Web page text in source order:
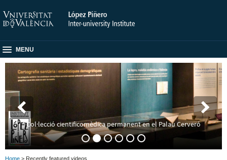
MENU
Col·lecció cientificomèdica permanent en el Palau Cerveró
Home > Recently featured videos